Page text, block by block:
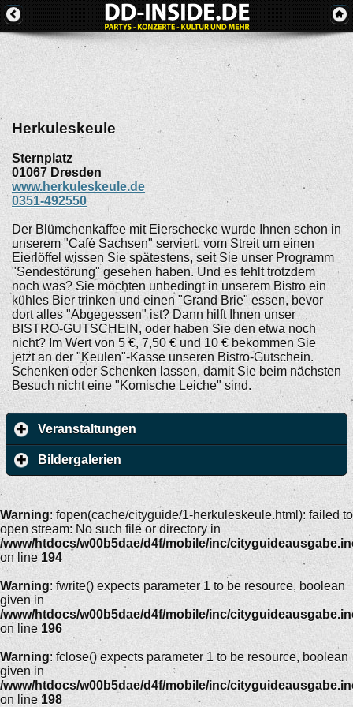
Herkuleskeule
Sternplatz
01067 Dresden
www.herkuleskeule.de
0351-492550
Der Blümchenkaffee mit Eierschecke wurde Ihnen schon in
unserem "Café Sachsen" serviert, vom Streit um einen
Eierlöffel wissen Sie spätestens, seit Sie unser Programm
"Sendestörung" gesehen haben. Und es fehlt trotzdem
noch was? Sie möchten unbedingt in unserem Bistro ein
kühles Bier trinken und einen "Grand Brie" essen, bevor
dort alles "Abgegessen" ist? Dann hilft Ihnen unser
BISTRO-GUTSCHEIN, oder haben Sie den etwa noch
nicht? Im Wert von 5 €, 7,50 € und 10 € bekommen Sie
jetzt an der "Keulen"-Kasse unseren Bistro-Gutschein.
Schenken oder Schenken lassen, damit Sie beim nächsten
Besuch nicht eine "Komische Leiche" sind.
Veranstaltungen
Bildergalerien
Warning: fopen(cache/cityguide/1-herkuleskeule.html): failed to
open stream: No such file or directory in
/www/htdocs/w00b5dae/d4f/mobile/inc/
on line 194
Warning: fwrite() expects parameter 1 to be resource, boolean
given in
/www/htdocs/w00b5dae/d4f/mobile/inc/
on line 196
Warning: fclose() expects parameter 1 to be resource, boolean
given in
/www/htdocs/w00b5dae/d4f/mobile/inc/
on line 198